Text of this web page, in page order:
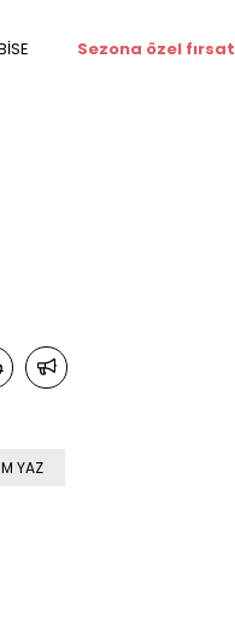
Sezona özel fırsat
YAZ